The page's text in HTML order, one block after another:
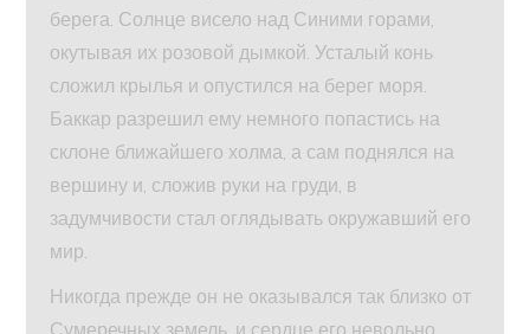
берега. Солнце висело над Синими горами,
окутывая их розовой дымкой. Усталый конь
сложил крылья и опустился на берег моря.
Баккар разрешил ему немного попастись на
склоне ближайшего холма, а сам поднялся на
вершину и, сложив руки на груди, в
задумчивости стал оглядывать окружавший его
мир.
Никогда прежде он не оказывался так близко от